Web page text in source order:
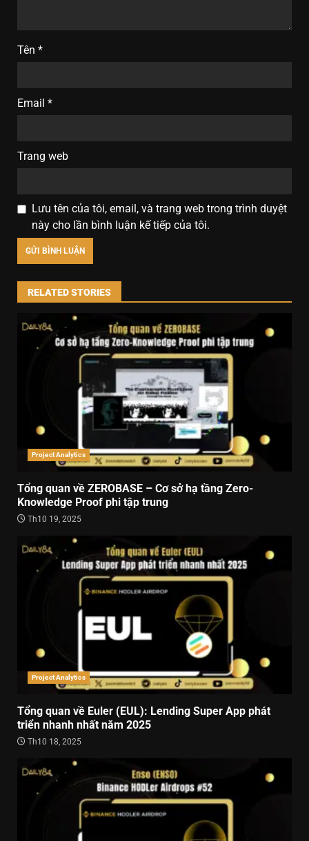
Tên *
Email *
Trang web
Lưu tên của tôi, email, và trang web trong trình duyệt
này cho lần bình luận kế tiếp của tôi.
RELATED STORIES
Project Analytics
Tổng quan về ZEROBASE – Cơ sở hạ tầng Zero-
Knowledge Proof phi tập trung
Th10 19, 2025
Project Analytics
Tổng quan về Euler (EUL): Lending Super App phát
triển nhanh nhất năm 2025
Th10 18, 2025